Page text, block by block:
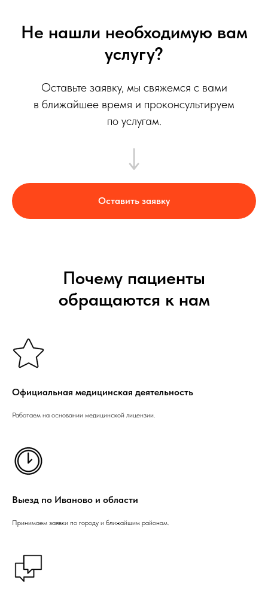
Не нашли необходимую вам
услугу?
Оставьте заявку, мы свяжемся с вами
в ближайшее время и проконсультируем
по услугам.
Оставить заявку
Почему пациенты
обращаются к нам
Официальная медицинская деятельность
Работаем на основании медицинской лицензии.
Выезд по Иваново и области
Принимаем заявки по городу и ближайшим районам.